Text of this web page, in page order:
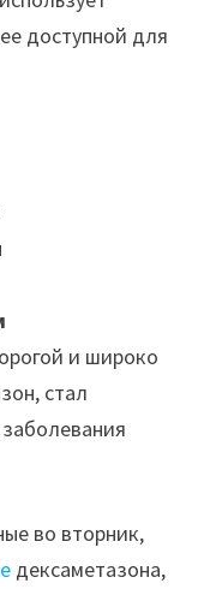
доступной для
и широко
стал
во вторник,
дексаметазона,